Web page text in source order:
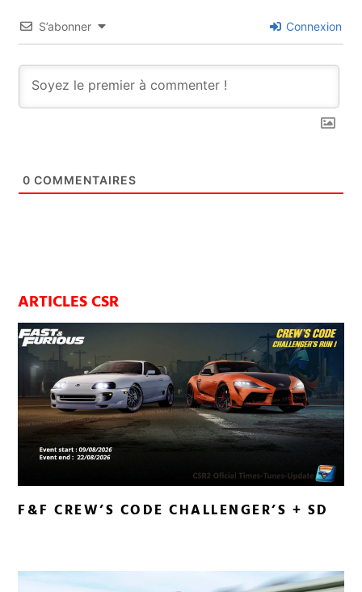
S’abonner Connexion
0 COMMENTAIRES
ARTICLES CSR
F&F CREW’S CODE CHALLENGER’S + SD